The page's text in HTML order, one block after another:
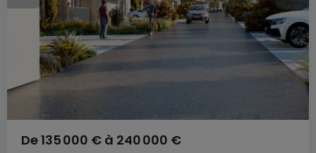
De135 000 € à 240 000 €